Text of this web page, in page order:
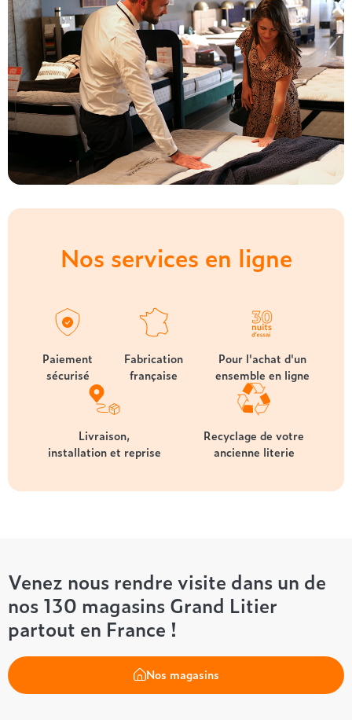
Nos services en ligne
Paiement
sécurisé
Fabrication
française
Pour l'achat d'un
ensemble en ligne
Livraison,
installation et reprise
Recyclage de votre
ancienne literie
Venez nous rendre visite dans un de
nos 130 magasins Grand Litier
partout en France !
Nos magasins